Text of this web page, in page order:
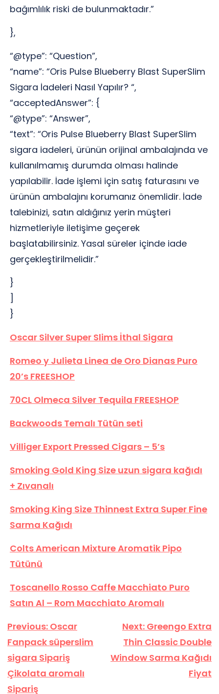
bağımlılık riski de bulunmaktadır.”
},
“@type”: “Question”,
“name”: “Oris Pulse Blueberry Blast SuperSlim
Sigara İadeleri Nasıl Yapılır? “,
“acceptedAnswer”: {
“@type”: “Answer”,
“text”: “Oris Pulse Blueberry Blast SuperSlim
sigara iadeleri, ürünün orijinal ambalajında ve
kullanılmamış durumda olması halinde
yapılabilir. İade işlemi için satış faturasını ve
ürünün ambalajını korumanız önemlidir. İade
talebinizi, satın aldığınız yerin müşteri
hizmetleriyle iletişime geçerek
başlatabilirsiniz. Yasal süreler içinde iade
gerçekleştirilmelidir.”
}
]
}
Oscar Silver Super Slims İthal Sigara
Romeo y Julieta Linea de Oro Dianas Puro
20’s FREESHOP
70CL Olmeca Silver Tequila FREESHOP
Backwoods Temalı Tütün seti
Villiger Export Pressed Cigars – 5’s
Smoking Gold King Size uzun sigara kağıdı
+ Zıvanalı
Smoking King Size Thinnest Extra Super Fine
Sarma Kağıdı
Colts American Mixture Aromatik Pipo
Tütünü
Toscanello Rosso Caffe Macchiato Puro
Satın Al – Rom Macchiato Aromalı
Yazı
gezinmesi
Previous: Oscar
Fanpack süperslim
sigara Sipariş
Çikolata aromalı
Sipariş
Next: Greengo Extra
Thin Classic Double
Window Sarma Kağıdı
Fiyat